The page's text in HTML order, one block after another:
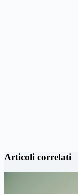
Articoli correlati